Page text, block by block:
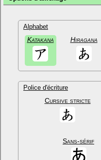
Alphabet
Katakana Hiragana
Police d'écriture
Cursive stricte
Sans-sérif